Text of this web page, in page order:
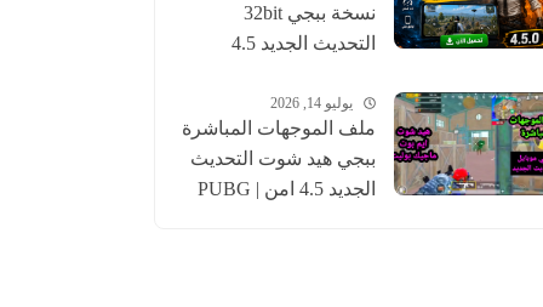
نسخة ببجي 32bit
التحديث الجديد 4.5
يوليو 14, 2026
ملف الموجهات المباشرة
ببجي هيد شوت التحديث
الجديد 4.5 امن | PUBG